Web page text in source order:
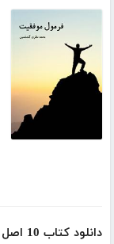
دانلود کتاب 10 اصل در مسیر رسیدن به موفقیت